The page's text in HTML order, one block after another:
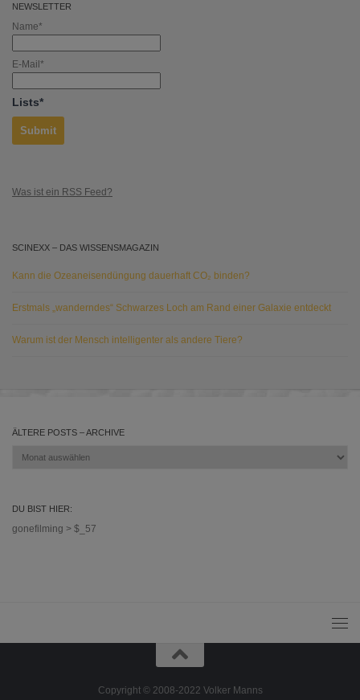
NEWSLETTER
Name*
E-Mail*
Lists*
Was ist ein RSS Feed?
SCINEXX – DAS WISSENSMAGAZIN
Kann die Ozeaneisendüngung dauerhaft CO₂ binden?
Erstmals „wanderndes“ Schwarzes Loch am Rand einer Galaxie entdeckt
Warum ist der Mensch intelligenter als andere Tiere?
ÄLTERE POSTS – ARCHIVE
Ältere
DU BIST HIER:
gonefilming > $_57
Copyright © 2008-2022 Volker Manns